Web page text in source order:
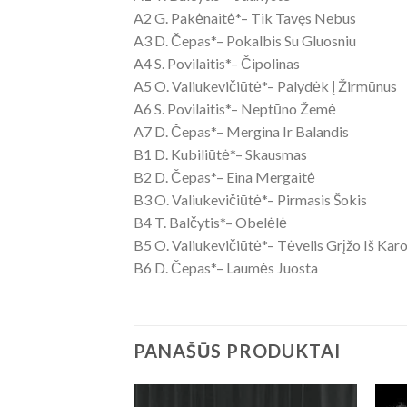
A2 G. Pakėnaitė*– Tik Tavęs Nebus
A3 D. Čepas*– Pokalbis Su Gluosniu
A4 S. Povilaitis*– Čipolinas
A5 O. Valiukevičiūtė*– Palydėk Į Žirmūnus
A6 S. Povilaitis*– Neptūno Žemė
A7 D. Čepas*– Mergina Ir Balandis
B1 D. Kubiliūtė*– Skausmas
B2 D. Čepas*– Eina Mergaitė
B3 O. Valiukevičiūtė*– Pirmasis Šokis
B4 T. Balčytis*– Obelėlė
B5 O. Valiukevičiūtė*– Tėvelis Grįžo Iš Karo
B6 D. Čepas*– Laumės Juosta
PANAŠŪS PRODUKTAI